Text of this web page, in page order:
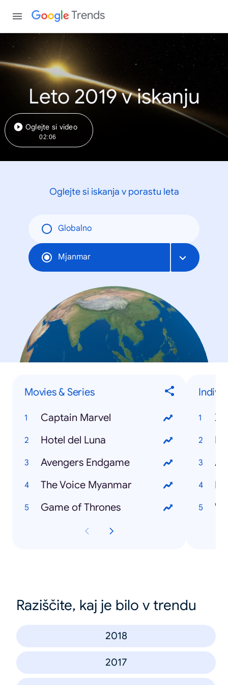
Trends
Leto 2019 v iskanju
Oglejte si video
02:06
Oglejte si iskanja v porastu leta
Globalno
Mjanmar
Movies & Series
Captain Marvel
Hotel del Luna
Avengers Endgame
The Voice Myanmar
Game of Thrones
Raziščite, kaj je bilo v trendu
2018
2017